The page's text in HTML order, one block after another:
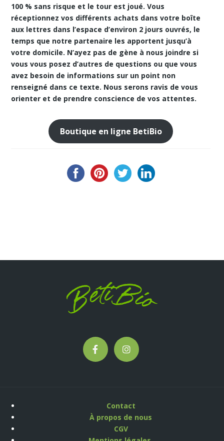
100 % sans risque et le tour est joué. Vous
réceptionnez vos différents achats dans votre boîte
aux lettres dans l’espace d’environ 2 jours ouvrés, le
temps que notre partenaire les apportent jusqu’à
votre domicile. N’ayez pas de gène à nous joindre si
vous vous posez d’autres de questions ou que vous
avez besoin de informations sur un point non
renseigné dans ce texte. Nous serons ravis de vous
orienter et de prendre conscience de vos attentes.
Boutique en ligne BetiBio
Contact
À propos de nous
CGV